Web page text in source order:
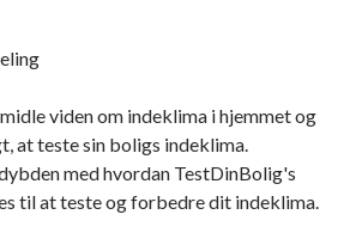
viden om indeklima i hjemmet og
at teste sin boligs indeklima.
med hvordan TestDinBolig's
til at teste og forbedre dit indeklima.